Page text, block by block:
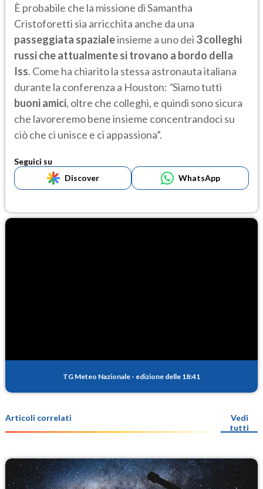
È probabile che la missione di Samantha
Cristoforetti sia arricchita anche da una
passeggiata spazialeinsieme a uno dei 3 colleghi
russi che attualmente si trovano a bordo della
Iss. Come ha chiarito la stessa astronauta italiana
durante la conferenza a Houston: “Siamo tutti
buoni amici, oltre che colleghi, e quindi sono sicura
che lavoreremo bene insieme concentrandoci su
ciò che ci unisce e ci appassiona”.
Seguici su
Discover
WhatsApp
TG Meteo Nazionale - edizione delle 18:41
Articoli correlati
Vedi
tutti